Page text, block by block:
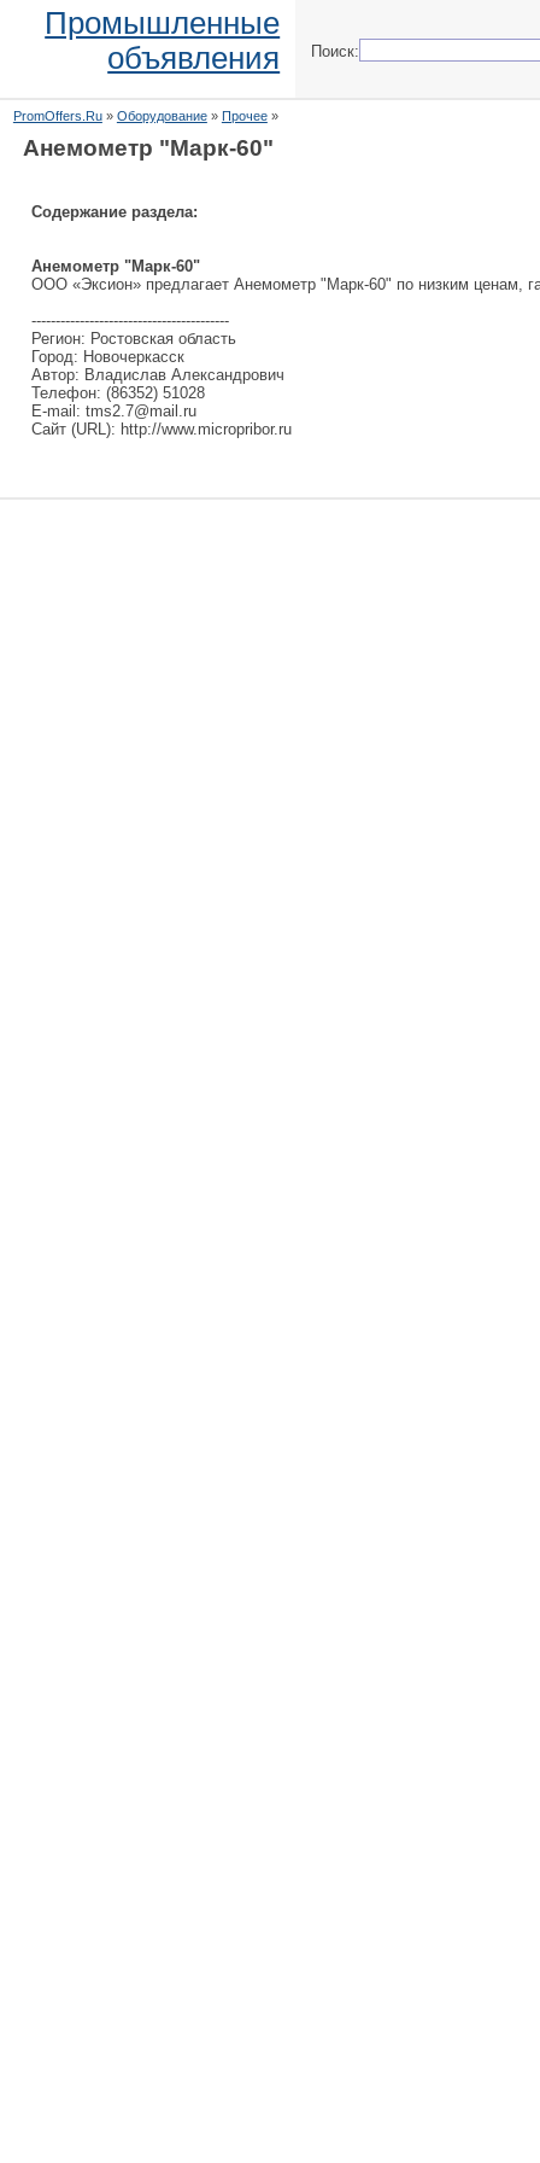
Промышленные
объявления
Поиск:
PromOffers.Ru» Оборудование» Прочее»
Анемометр "Марк-60"
Содержание раздела:
Анемометр "Марк-60"
ООО «Эксион» предлагает Анемометр "Марк-60" по низким ценам,
-----------------------------------------
Регион: Ростовская область
Город: Новочеркасск
Автор: Владислав Александрович
Телефон: (86352) 51028
E-mail: tms2.7@mail.ru
Сайт (URL): http://www.micropribor.ru